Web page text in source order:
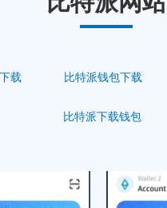
载 比特派钱包下载
比特派下载钱包